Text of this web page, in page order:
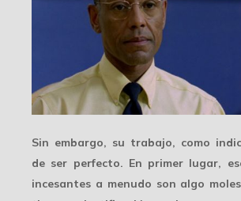
Sin embargo, su trabajo, como
de ser perfecto. En primer lugar,
incesantes a menudo son algo